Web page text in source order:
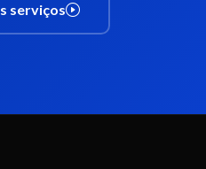
serviços